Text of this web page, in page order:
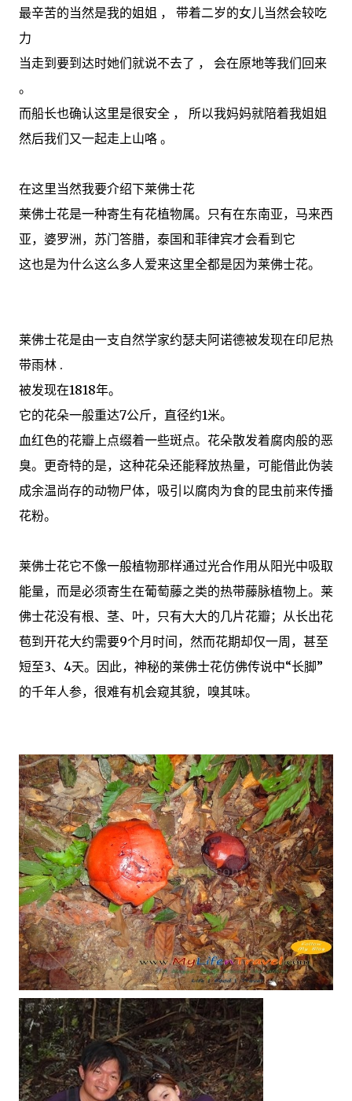
最辛苦的当然是我的姐姐 ， 带着二岁的女儿当然会较吃
力
当走到要到达时她们就说不去了 ， 会在原地等我们回来
。
而船长也确认这里是很安全 ， 所以我妈妈就陪着我姐姐
然后我们又一起走上山咯 。
在这里当然我要介绍下莱佛士花
莱佛士花是一种寄生有花植物属。只有在东南亚，马来西
亚，婆罗洲，苏门答腊，泰国和菲律宾才会看到它
这也是为什么这么多人爱来这里全都是因为莱佛士花。
莱佛士花是由一支自然学家约瑟夫阿诺德被发现在印尼热
带雨林 .
被发现在1818年。
它的花朵一般重达7公斤，直径约1米。
血红色的花瓣上点缀着一些斑点。花朵散发着腐肉般的恶
臭。更奇特的是，这种花朵还能释放热量，可能借此伪装
成余温尚存的动物尸体，吸引以腐肉为食的昆虫前来传播
花粉。
莱佛士花它不像一般植物那样通过光合作用从阳光中吸取
能量，而是必须寄生在葡萄藤之类的热带藤脉植物上。莱
佛士花没有根、茎、叶，只有大大的几片花瓣；从长出花
苞到开花大约需要9个月时间，然而花期却仅一周，甚至
短至3、4天。因此，神秘的莱佛士花仿佛传说中“长脚”
的千年人参，很难有机会窥其貌，嗅其味。